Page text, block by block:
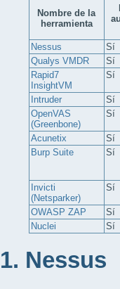
Nombre de la
herramienta
Nessus
Sí
Qualys VMDR
Sí
Rapid7
InsightVM
Sí
Intruder
Sí
OpenVAS
(Greenbone)
Sí
Acunetix
Sí
Burp Suite
Sí
Invicti
(Netsparker)
Sí
OWASP ZAP
Sí
Nuclei
Sí
1. Nessus